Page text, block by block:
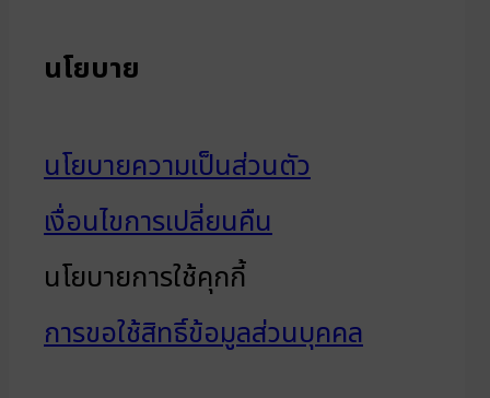
นโยบาย
นโยบายความเป็นส่วนตัว
เงื่อนไขการเปลี่ยนคืน
นโยบายการใช้คุกกี้
การขอใช้สิทธิ์ข้อมูลส่วนบุคคล